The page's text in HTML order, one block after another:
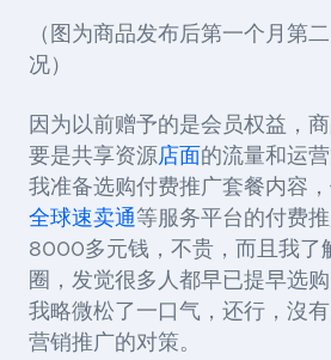
（图为商品发布后第一个月第
况）
因为以前赠予的是会员权益，
要是共享资源店面的流量和运
我准备选购付费推广套餐内容
全球速卖通等服务平台的付费
8000多元钱，不贵，而且我了
圈，发觉很多人都早已提早选
我略微松了一口气，还行，沒
营销推广的对策。